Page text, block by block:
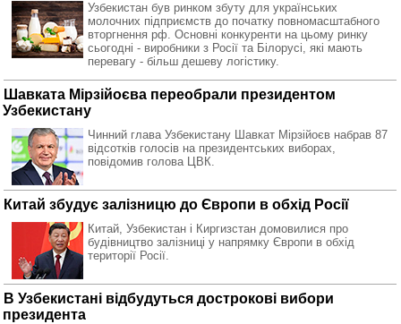
Узбекистан був ринком збуту для українських
молочних підприємств до початку повномасштабного
вторгнення рф. Основні конкуренти на цьому ринку
сьогодні - виробники з Росії та Білорусі, які мають
перевагу - більш дешеву логістику.
Шавката Мірзійоєва переобрали президентом
Узбекистану
Чинний глава Узбекистану Шавкат Мірзійоєв набрав 87
відсотків голосів на президентських виборах,
повідомив голова ЦВК.
Китай збудує залізницю до Європи в обхід Росії
Китай, Узбекистан і Киргизстан домовилися про
будівництво залізниці у напрямку Європи в обхід
території Росії.
В Узбекистані відбудуться дострокові вибори
президента